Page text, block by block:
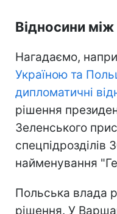
Відносини
Нагадаємо,
Україною та
дипломатичні
рішення
Зеленського
спецпідрозділів
найменування
Польська влада
рішення. У